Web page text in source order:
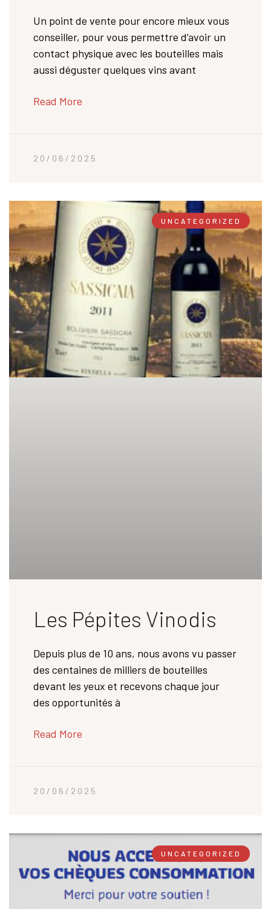
Un point de vente pour encore mieux vous
conseiller, pour vous permettre d’avoir un
contact physique avec les bouteilles mais
aussi déguster quelques vins avant
Read More
20/06/2025
UNCATEGORIZED
Les Pépites Vinodis
Depuis plus de 10 ans, nous avons vu passer
des centaines de milliers de bouteilles
devant les yeux et recevons chaque jour
des opportunités à
Read More
20/06/2025
UNCATEGORIZED